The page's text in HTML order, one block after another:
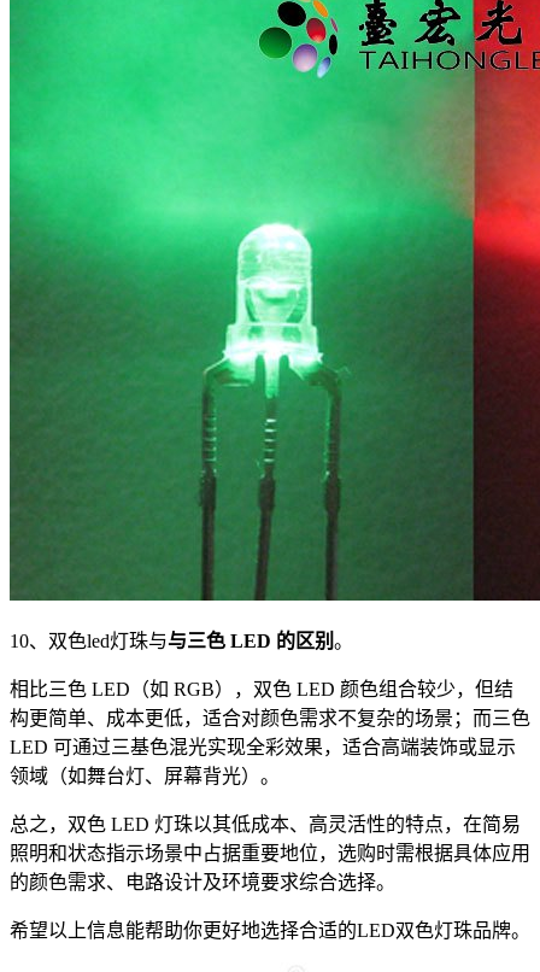
10、双色led灯珠与与三色 LED 的区别 。
相比三色 LED（如 RGB），双色 LED 颜色组合较少，但结
构更简单、成本更低，适合对颜色需求不复杂的场景；而三色
LED 可通过三基色混光实现全彩效果，适合高端装饰或显示
领域（如舞台灯、屏幕背光）。
总之，双色 LED 灯珠以其低成本、高灵活性的特点，在简易
照明和状态指示场景中占据重要地位，选购时需根据具体应用
的颜色需求、电路设计及环境要求综合选择。
希望以上信息能帮助你更好地选择合适的LED双色灯珠品牌。